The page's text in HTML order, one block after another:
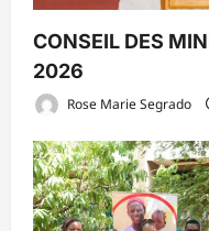
CONSEIL DES
2026
Rose Marie Segrado